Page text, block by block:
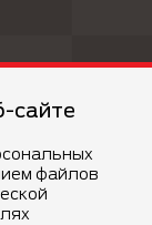
сайте
файлов